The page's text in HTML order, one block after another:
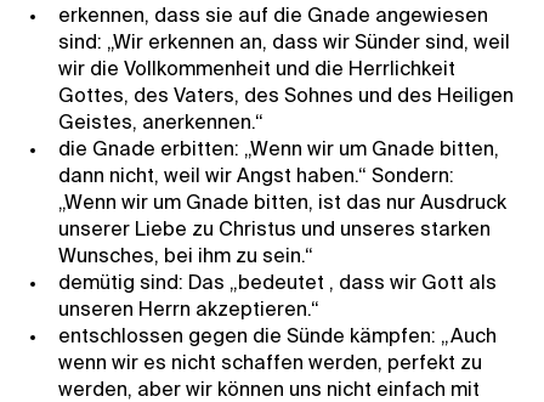
erkennen, dass sie auf die Gnade angewiesen
sind: „Wir erkennen an, dass wir Sünder sind, weil
wir die Vollkommenheit und die Herrlichkeit
Gottes, des Vaters, des Sohnes und des Heiligen
Geistes, anerkennen.“
die Gnade erbitten: „Wenn wir um Gnade bitten,
dann nicht, weil wir Angst haben.“ Sondern:
„Wenn wir um Gnade bitten, ist das nur Ausdruck
unserer Liebe zu Christus und unseres starken
Wunsches, bei ihm zu sein.“
demütig sind: Das „bedeutet , dass wir Gott als
unseren Herrn akzeptieren.“
entschlossen gegen die Sünde kämpfen: „Auch
wenn wir es nicht schaffen werden, perfekt zu
werden, aber wir können uns nicht einfach mit